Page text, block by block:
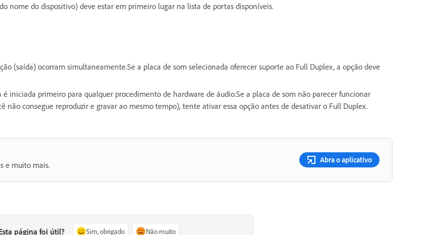
nome do dispositivo) deve estar em primeiro lugar na lista de portas disponíveis.
(saída) ocorram simultaneamente.Se a placa de som selecionada oferecer suporte ao Full Duplex, a opção deve
iniciada primeiro para qualquer procedimento de hardware de áudio.Se a placa de som não parecer funcionar
consegue reproduzir e gravar ao mesmo tempo), tente ativar essa opção antes de desativar o Full Duplex.
e muito mais.
Abra o aplicativo
página foi útil? Sim, obrigado Não muito